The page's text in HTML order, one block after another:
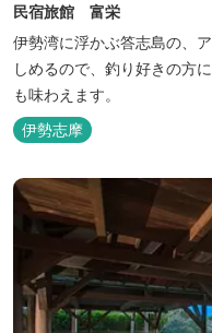
民宿旅館 富栄
伊勢湾に浮かぶ答志島の、
しめるので、釣り好きの方
も味わえます。
伊勢志摩